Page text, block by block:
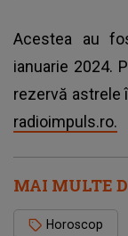
Acestea au
ianuarie 2024.
rezervă astrele
radioimpuls.ro.
MAI MULTE
Horoscop